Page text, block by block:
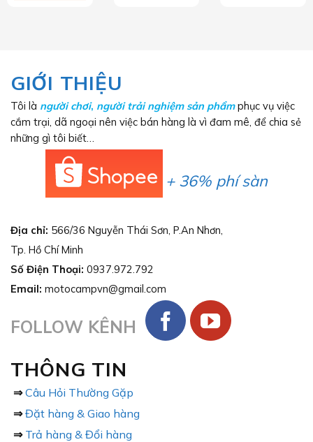
GIỚI THIỆU
Tôi là người chơi, người trải nghiệm sản phẩmphục vụ việc
cắm trại, dã ngoại nên việc bán hàng là vì đam mê, để chia sẻ
những gì tôi biết…
+ 36% phí sàn
Địa chỉ: 566/36 Nguyễn Thái Sơn, P.An Nhơn,
Tp. Hồ Chí Minh
Số Điện Thoại: 0937.972.792
Email: motocampvn@gmail.com
FOLLOW KÊNH
THÔNG TIN
⇒ Câu Hỏi Thường Gặp
⇒ Đặt hàng & Giao hàng
⇒ Trả hàng & Đổi hàng